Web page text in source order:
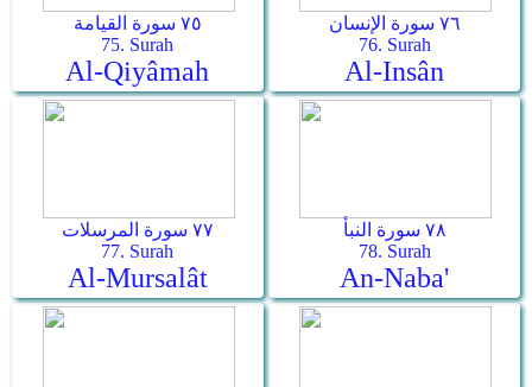
٧٥ سورة القيامة
75. Surah
Al-Qiyâmah
٧٦ سورة الإنسان
76. Surah
Al-Insân
٧٧ سورة المرسلات
77. Surah
Al-Mursalât
٧٨ سورة النبأ
78. Surah
An-Naba'